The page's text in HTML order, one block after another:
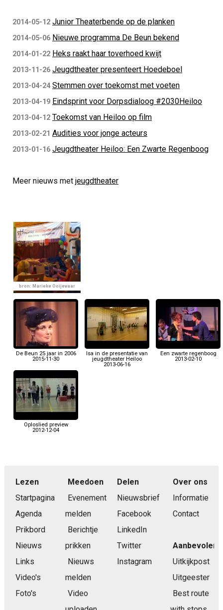
2014-05-12 Junior Theaterbende op de planken
2014-05-06 Nieuwe programma De Beun bekend
2014-01-22 Heks raakt haar toverhoed kwijt
2013-11-26 Jeugdtheater presenteert Hoedeboel
2013-04-24 Stemmen over toekomst met voeten
2013-04-19 Eindsprint voor Dorpsdialoog #2030Heiloo
2013-04-12 Toekomst van Heiloo op film
2013-02-21 Audities voor jonge acteurs
2013-01-16 Jeugdtheater Heiloo: Een Zwarte Regenboog
Meer nieuws met jeugdtheater
bron: Marieke Ooijevaar
De Beun 25 jaar in 2006
2015-11-30
Isa in de presentatie van
jeugdtheater Heiloo
2013-06-16
Een zwarte regenboog
2013-02-10
Oploslied preview
2012-12-04
Lezen
Startpagina
Agenda
Prikbord
Nieuws
Links
Video's
Foto's
Meedoen
Evenement
melden
Berichtje
prikken
Nieuws
melden
Video
Delen
Nieuwsbrief
Facebook
LinkedIn
Twitter
Instagram
Over ons
Informatie
Contact
Aanbevolen
Uitkijkpost
Uitgeester
Best route